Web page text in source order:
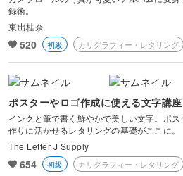
録術。
東出桂奈
520 初級 カリグラフィー・レタリング
ポスターやロゴ作成に使える文字講座
インクと筆で書く鮮やかで美しい文字。ポ
作りに活かせるレタリングの基礎がここに。
The Letter J Supply
654 初級 カリグラフィー・レタリング